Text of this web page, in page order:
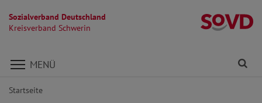
Sozialverband Deutschland
Kreisverband Schwerin
Direkt zu den Inhalten springen
MENÜ
Startseite